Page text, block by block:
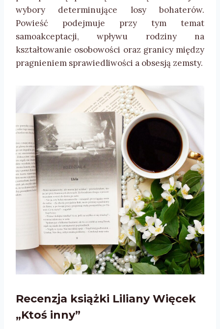
wybory determinujące losy bohaterów.
Powieść podejmuje przy tym temat
samoakceptacji, wpływu rodziny na
kształtowanie osobowości oraz granicy między
pragnieniem sprawiedliwości a obsesją zemsty.
Recenzja książki Liliany Więcek
„Ktoś inny”